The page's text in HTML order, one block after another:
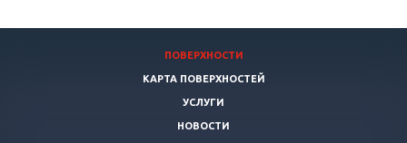
ПОВЕРХНОСТИ
КАРТА ПОВЕРХНОСТЕЙ
УСЛУГИ
НОВОСТИ